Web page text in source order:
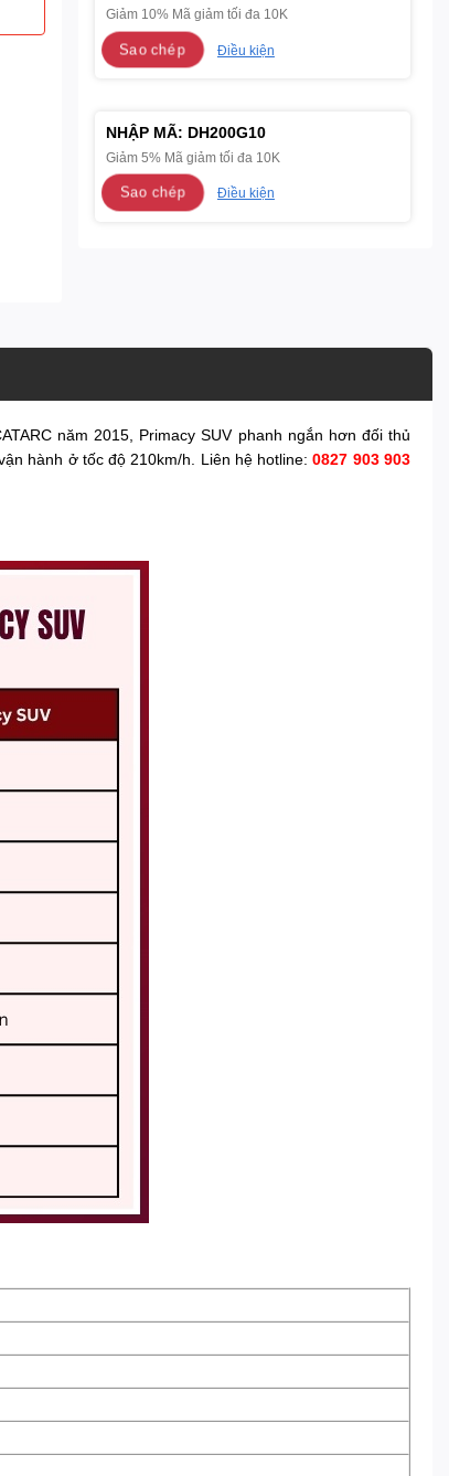
Giảm 10% Mã giảm tối đa 10K
Sao chép Điều kiện
NHẬP MÃ: DH200G10
Giảm 5% Mã giảm tối đa 10K
Sao chép Điều kiện
năm 2015, Primacy SUV phanh ngắn hơn đối thủ
hành ở tốc độ 210km/h. Liên hệ hotline:0827 903 903